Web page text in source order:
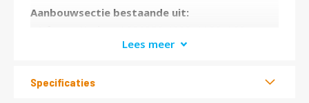
Aanbouwsectie bestaande uit:
oranje
Lees meer
Specificaties